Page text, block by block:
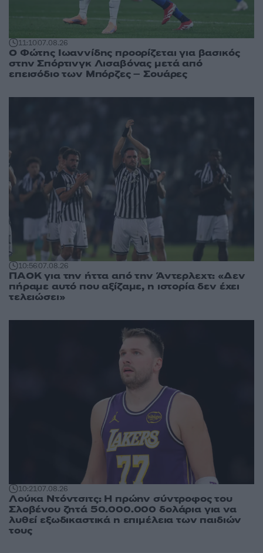
11:1007.08.26
Ο Φώτης Ιωαννίδης προορίζεται για βασικός
στην Σπόρτινγκ Λισαβόνας μετά από
επεισόδιο των Μπόρζες – Σουάρες
10:5607.08.26
ΠΑΟΚ για την ήττα από την Άντερλεχτ: «Δεν
πήραμε αυτό που αξίζαμε, η ιστορία δεν έχει
τελειώσει»
10:2107.08.26
Λούκα Ντόντσιτς: Η πρώην σύντροφος του
Σλοβένου ζητά 50.000.000 δολάρια για να
λυθεί εξωδικαστικά η επιμέλεια των παιδιών
τους